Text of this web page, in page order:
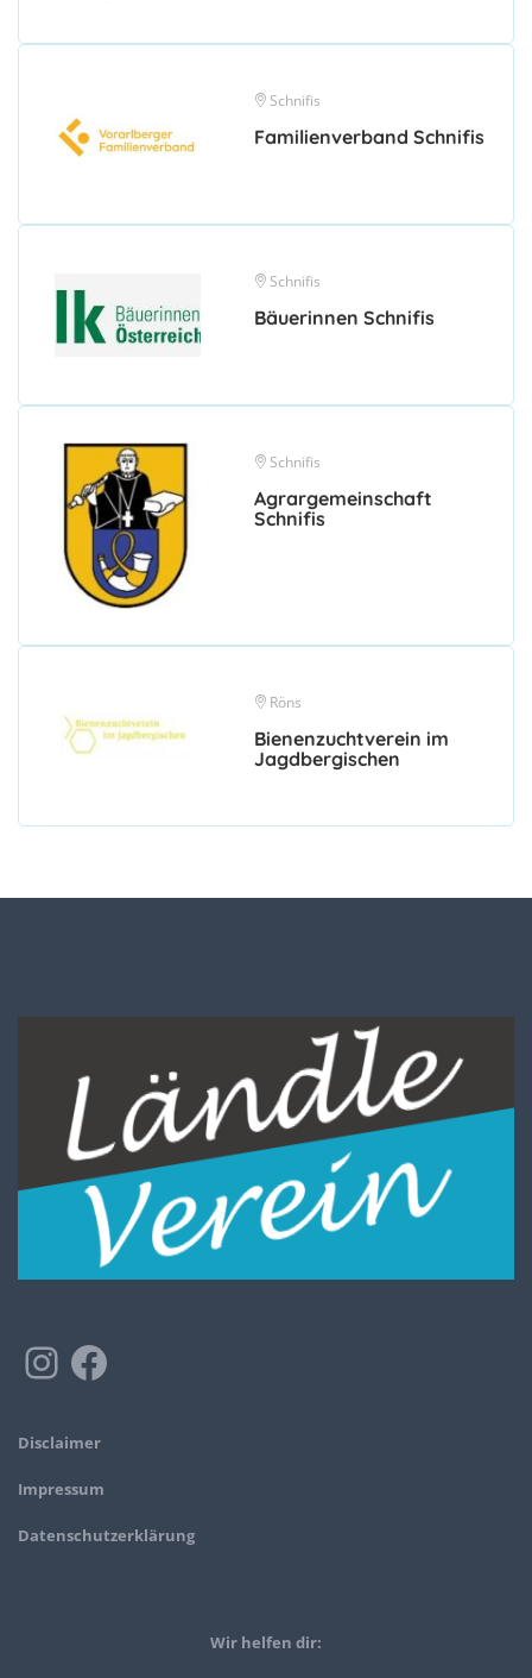
Schnifis
Familienverband Schnifis
Schnifis
Bäuerinnen Schnifis
Schnifis
Agrargemeinschaft
Schnifis
Röns
Bienenzuchtverein im
Jagdbergischen
Disclaimer
Impressum
Datenschutzerklärung
Wir helfen dir: